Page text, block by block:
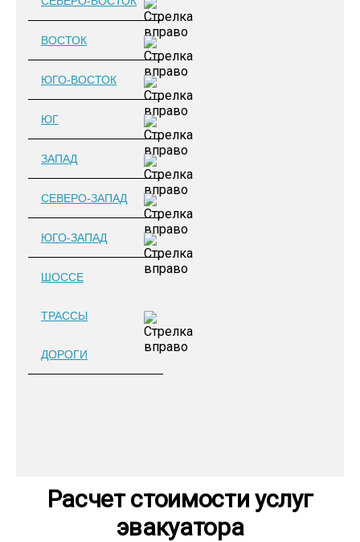
ВОСТОК
ЮГО-ВОСТОК
ЮГ
ЗАПАД
СЕВЕРО-ЗАПАД
ЮГО-ЗАПАД
ШОССЕ
ТРАССЫ
ДОРОГИ
Расчет стоимости услуг
эвакуатора